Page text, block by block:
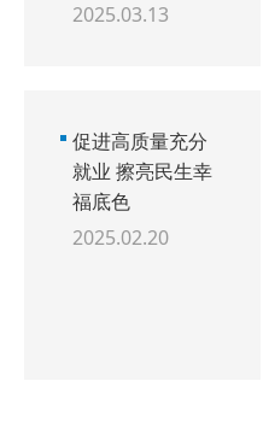
2025.03.13
促进高质量充分
就业 擦亮民生幸
福底色
2025.02.20